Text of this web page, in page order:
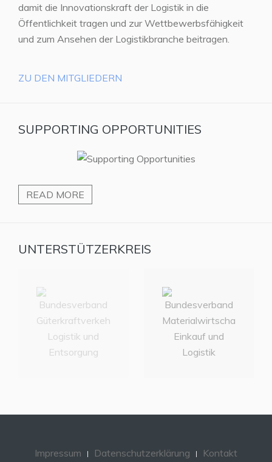
damit die Innovationskraft der Logistik in die
Öffentlichkeit tragen und zur Wettbewerbsfähigkeit
und zum Ansehen der Logistikbranche beitragen.
ZU DEN MITGLIEDERN
SUPPORTING OPPORTUNITIES
READ MORE
UNTERSTÜTZERKREIS
Impressum Datenschutzerklärung Kontakt